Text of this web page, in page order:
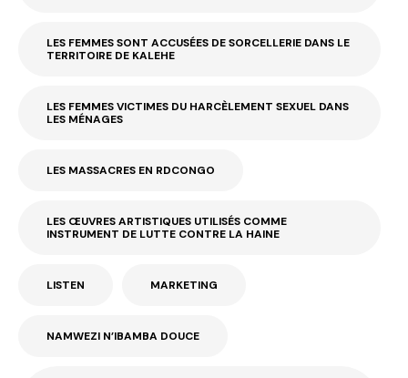
LES FEMMES SONT ACCUSÉES DE SORCELLERIE DANS LE
TERRITOIRE DE KALEHE
LES FEMMES VICTIMES DU HARCÈLEMENT SEXUEL DANS
LES MÉNAGES
LES MASSACRES EN RDCONGO
LES ŒUVRES ARTISTIQUES UTILISÉS COMME
INSTRUMENT DE LUTTE CONTRE LA HAINE
LISTEN MARKETING
NAMWEZI N’IBAMBA DOUCE